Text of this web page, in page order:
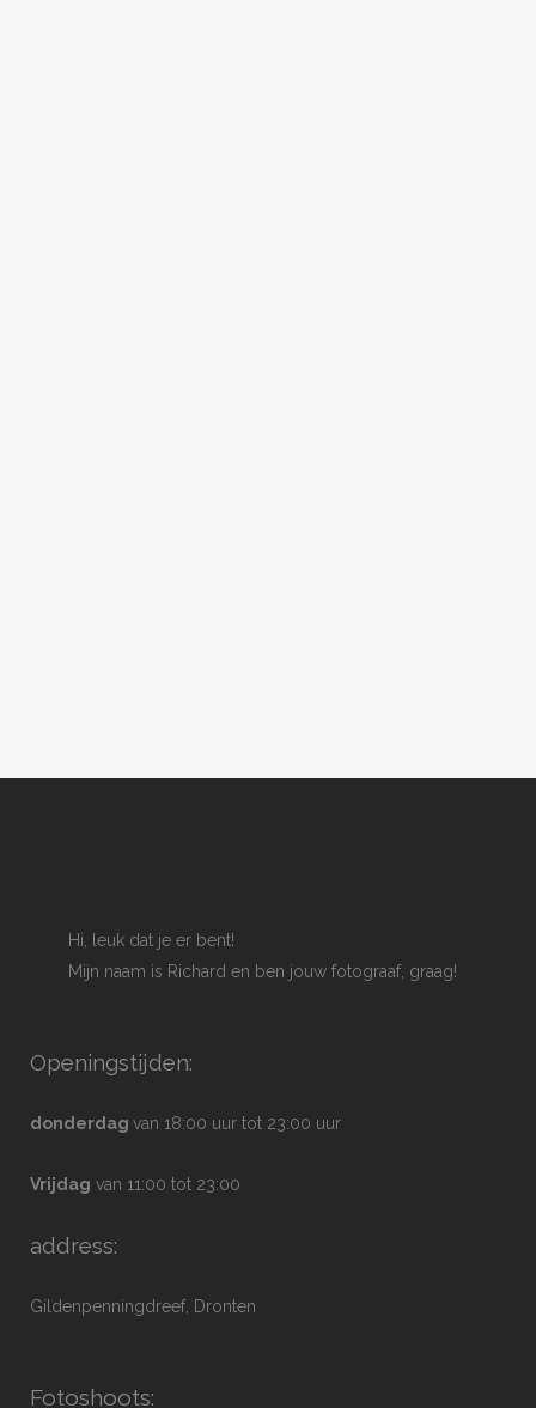
Hi, leuk dat je er bent!
Mijn naam is Richard en ben jouw fotograaf, graag!
Openingstijden:
donderdag van 18:00 uur tot 23:00 uur
Vrijdag van 11:00 tot 23:00
address:
Gildenpenningdreef, Dronten
Fotoshoots: